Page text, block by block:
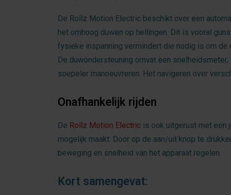
De Rollz Motion Electric beschikt over een
het omhoog duwen op hellingen. Dit is vooral
fysieke inspanning vermindert die nodig is om de
De duwondersteuning omvat een
soepeler manoeuvreren. Het navigeren over
Onafhankelijk rijden
De Rollz Motion Electric is ook uitgerust met een
mogelijk maakt. Door op de aan/uit knop te
beweging en snelheid van het apparaat regelen.
Kort samengevat: